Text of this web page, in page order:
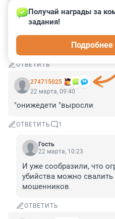
мысли о том, что делают
закрались? Уже ВСЕ
или "передать посылку" -
Или они только котиков в
ОТВЕТИТЬ
274715025
Получай награды за
задания!
22 марта, 09:40
"онижедети "выросли
ОТВЕТИТЬ 1
Гость
22 марта, 10:23
И уже сообразили, что
убийства можно
мошенников
ОТВЕТИТЬ